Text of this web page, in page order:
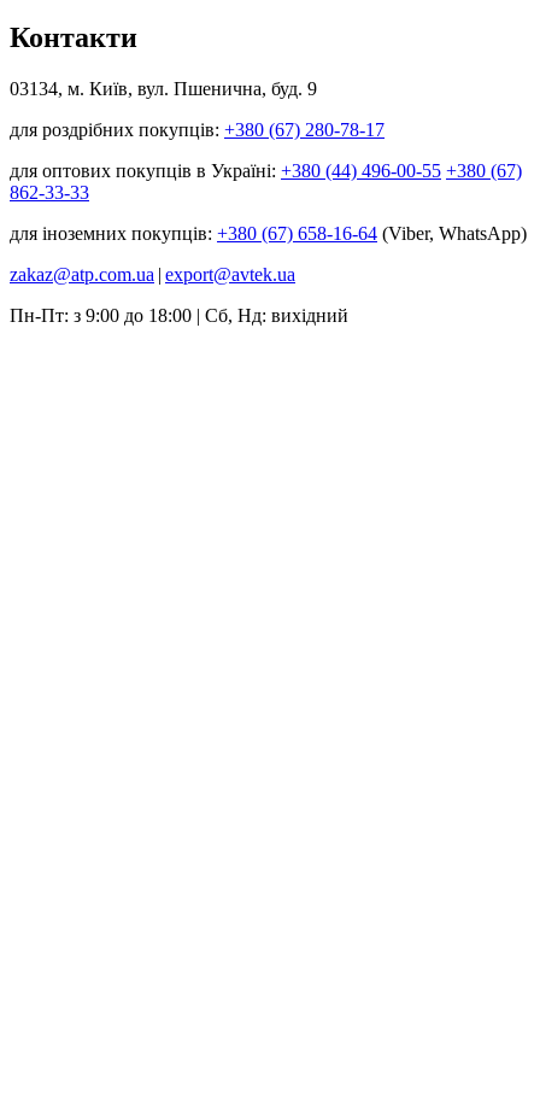
Контакти
03134, м. Київ, вул. Пшенична, буд. 9
для роздрібних покупців: +380 (67) 280-78-17
для оптових покупців в Україні: +380 (44) 496-00-55 +380 (67)
862-33-33
для іноземних покупців: +380 (67) 658-16-64 (Viber, WhatsApp)
zakaz@atp.com.ua | export@avtek.ua
Пн-Пт: з 9:00 до 18:00 | Сб, Нд: вихідний